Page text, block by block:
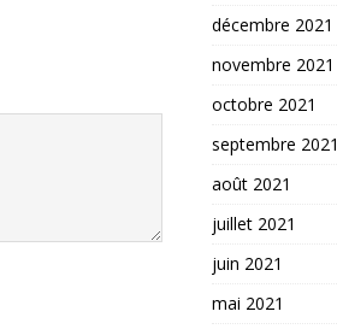
décembre 2021
novembre 2021
octobre 2021
septembre 2021
août 2021
juillet 2021
juin 2021
mai 2021